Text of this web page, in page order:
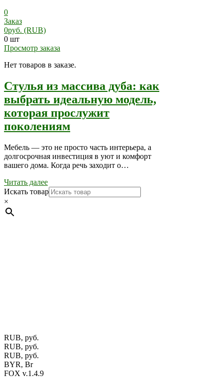
0
Заказ
0руб. (RUB)
0 шт
Просмотр заказа
Нет товаров в заказе.
Стулья из массива дуба: как
выбрать идеальную модель,
которая прослужит
поколениям
Мебель — это не просто часть интерьера, а
долгосрочная инвестиция в уют и комфорт
вашего дома. Когда речь заходит о…
Читать далее
Искать товар
×
RUB, руб.
RUB, руб.
RUB, руб.
BYR, Br
FOX v.1.4.9